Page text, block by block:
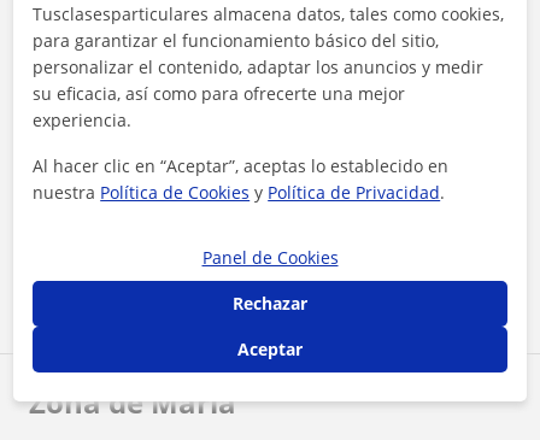
¿Quieres saber más de María?
Datos verificados
Ver perfil
Zona de María
Tusclasesparticulares almacena datos, tales como cookies,
para garantizar el funcionamiento básico del sitio,
personalizar el contenido, adaptar los anuncios y medir
su eficacia, así como para ofrecerte una mejor
experiencia.
Al hacer clic en “Aceptar”, aceptas lo establecido en
nuestra Política de Cookies y Política de Privacidad.
Panel de Cookies
Rechazar
Aceptar